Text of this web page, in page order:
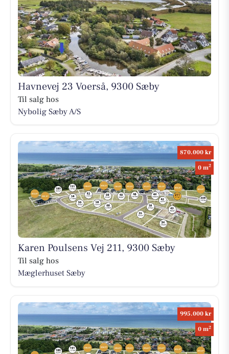
Havnevej 23 Voerså, 9300 Sæby
Til salg hos
Nybolig Sæby A/S
870.000 kr
0 m2
Karen Poulsens Vej 211, 9300 Sæby
Til salg hos
Mæglerhuset Sæby
995.000 kr
0 m2